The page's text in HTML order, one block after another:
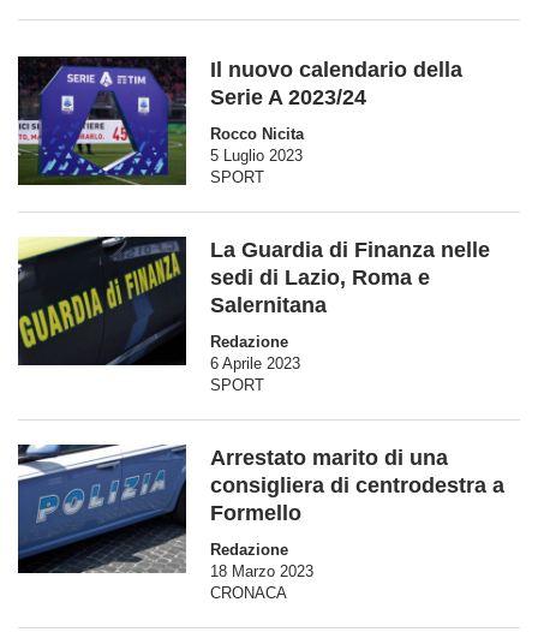
Il nuovo calendario della
Serie A 2023/24
Rocco Nicita
5 Luglio 2023
SPORT
La Guardia di Finanza nelle
sedi di Lazio, Roma e
Salernitana
Redazione
6 Aprile 2023
SPORT
Arrestato marito di una
consigliera di centrodestra a
Formello
Redazione
18 Marzo 2023
CRONACA